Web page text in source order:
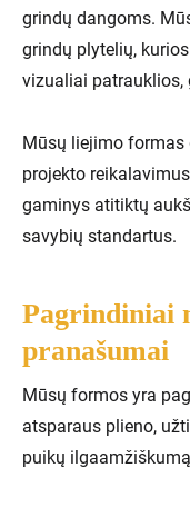
grindų dangoms.
grindų plytelių,
vizualiai patrauklios,
Mūsų liejimo
projekto
gaminys atitiktų
savybių standartus.
Pagrindiniai
pranašumai
Mūsų formos yra
atsparaus plieno,
puikų